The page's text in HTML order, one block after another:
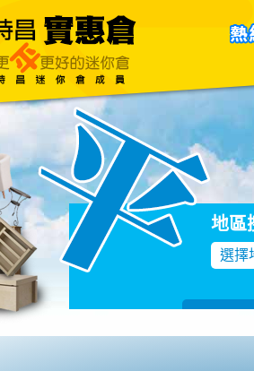
關於我們 聯絡我們
地區
選擇